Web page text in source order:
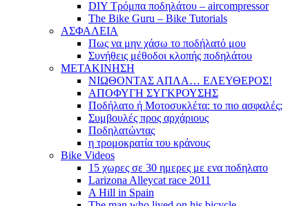
DIY Τρόμπα ποδηλάτου – aircompressor
The Bike Guru – Bike Tutorials
ΑΣΦΑΛΕΙΑ
Πως να μην χάσω το ποδήλατό μου
Συνήθεις μέθοδοι κλοπής ποδηλάτου
ΜΕΤΑΚΙΝΗΣΗ
ΝΙΩΘΟΝΤΑΣ ΑΠΛΑ… ΕΛΕΥΘΕΡΟΣ!
ΑΠΟΦΥΓΗ ΣΥΓΚΡΟΥΣΗΣ
Ποδήλατο ή Μοτοσυκλέτα: το πιο ασφαλές;
Συμβουλές προς αρχάριους
Ποδηλατώντας
η τρομοκρατία του κράνους
Bike Videos
15 χωρες σε 30 ημερες με ενα ποδηλατο
Larizona Alleycat race 2011
A Hill in Spain